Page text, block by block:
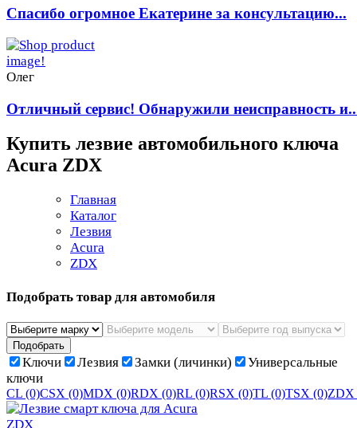
Спасибо огромное Екатерине за консультацию...
Олег
Отличный сервис! Обнаружили неисправность
Купить лезвие автомобильного ключа
Acura ZDX
Главная
Каталог
Лезвия
Acura
ZDX
Подобрать товар для автомобиля
Подобрать
Ключи Лезвия Замки (личинки)
Универсальные
ключи
CL (0)CSX (0)MDX (0)RDX (0)RL (0)RSX (0)TL (0)TSX (0)ZDX